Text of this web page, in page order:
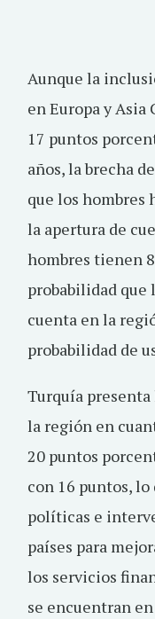
Aunque la
en Europa y Asia
17 puntos
años, la brecha
que los hombres
la apertura de
hombres tienen
probabilidad que
cuenta en la
probabilidad de
Turquía presenta
la región en
20 puntos
con 16 puntos,
políticas e
países para
los servicios
se encuentran